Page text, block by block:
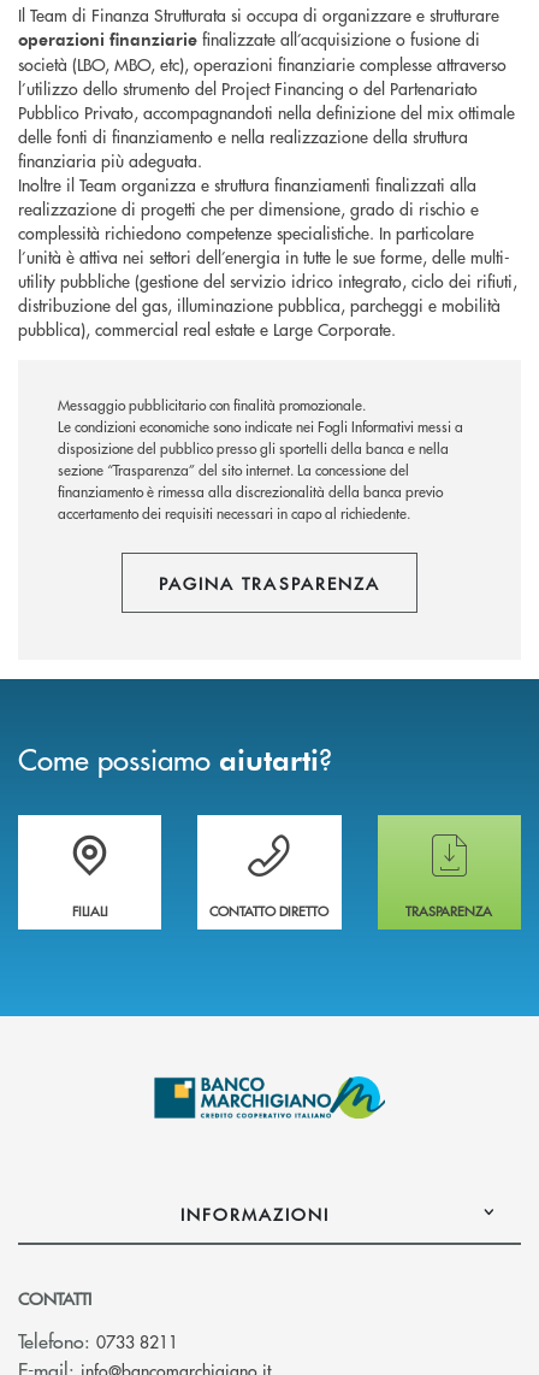
Il Team di Finanza Strutturata si occupa di organizzare e strutturare
operazioni finanziarie finalizzate all’acquisizione o fusione di
società (LBO, MBO, etc), operazioni finanziarie complesse attraverso
l’utilizzo dello strumento del Project Financing o del Partenariato
Pubblico Privato, accompagnandoti nella definizione del mix ottimale
delle fonti di finanziamento e nella realizzazione della struttura
finanziaria più adeguata.
Inoltre il Team organizza e struttura finanziamenti finalizzati alla
realizzazione di progetti che per dimensione, grado di rischio e
complessità richiedono competenze specialistiche. In particolare
l’unità è attiva nei settori dell’energia in tutte le sue forme, delle multi-
utility pubbliche (gestione del servizio idrico integrato, ciclo dei rifiuti,
distribuzione del gas, illuminazione pubblica, parcheggi e mobilità
pubblica), commercial real estate e Large Corporate.
Messaggio pubblicitario con finalità promozionale.
Le condizioni economiche sono indicate nei Fogli Informativi messi a
disposizione del pubblico presso gli sportelli della banca e nella
sezione “Trasparenza” del sito internet.La concessione del
finanziamento è rimessa alla discrezionalità della banca previo
accertamento dei requisiti necessari in capo al richiedente.
PAGINA TRASPARENZA
Come possiamo aiutarti?
Trova la filiale più vicina a te
FILIALI
Hai bisogno di assistenza immediata ?
CONTATTO DIRETTO
Hai bisogno di
TRASPARENZA
INFORMAZIONI
CONTATTI
Telefono: 0733 8211
(si apre l’app di posta